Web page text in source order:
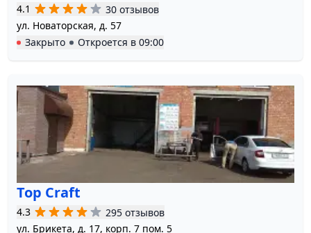
4.1
30 отзывов
ул. Новаторская, д. 57
Закрыто
Откроется в 09:00
Top Craft
4.3
295 отзывов
ул. Брикета, д. 17, корп. 7 пом. 5